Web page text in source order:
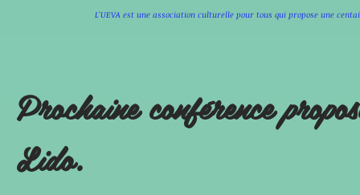
L'UEVA est une association culturelle pour tous qui propose une
Prochaine conférence
Lido.